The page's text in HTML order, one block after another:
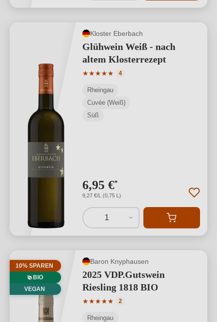
Kloster Eberbach
Glühwein Weiß - nach
altem Klosterrezept
★★★★★
Durchschnittliche Bewertung von 5
4
Rheingau
Cuvée (Weiß)
Süß
6,95 €*
9,27 €/L (0,75 L)
1
10% SPAREN
BIO
VEGAN
Baron Knyphausen
2025 VDP.Gutswein
Riesling 1818 BIO
★★★★★
Durchschnittliche Bewertung von 5
2
Rheingau